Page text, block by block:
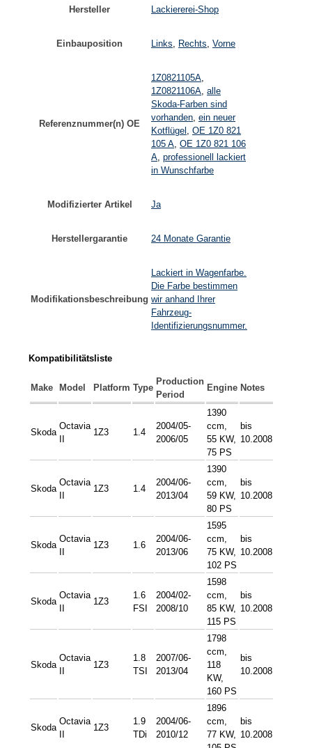
Hersteller Lackiererei-Shop
Einbauposition Links Rechts Vorne
Referenznummer(n) OE
1Z0821105A
1Z0821106A alle
Skoda-Farben sind
vorhanden ein neuer
Kotflügel
OE 1Z0 821
105 A OE 1Z0 821 106
A professionell lackiert
in Wunschfarbe
Modifizierter Artikel Ja
Herstellergarantie 24 Monate Garantie
Modifikationsbeschreibung
Lackiert in Wagenfarbe.
Die Farbe bestimmen
wir anhand Ihrer
Fahrzeug-
Identifizierungsnummer.
Kompatibilitätsliste
Make Model Platform Type
Production
Period
Engine Notes
Skoda
Octavia
1Z3 1.4
2004/05-
2006/05
1390
ccm,
55 KW,
75 PS
bis
10.2008
Skoda
Octavia
1Z3 1.4
2004/06-
2013/04
1390
ccm,
59 KW,
80 PS
bis
10.2008
Skoda
Octavia
1Z3 1.6
2004/06-
2013/06
1595
ccm,
75 KW,
102 PS
bis
10.2008
Skoda
Octavia
1Z3
1.6
FSI
2004/02-
2008/10
1598
ccm,
85 KW,
115 PS
bis
10.2008
Skoda
Octavia
1Z3
1.8
TSI
2007/06-
2013/04
1798
ccm,
118
KW,
160 PS
bis
10.2008
Skoda
Octavia
1Z3
1.9
TDi
2004/06-
2010/12
1896
ccm,
77 KW,
bis
10.2008